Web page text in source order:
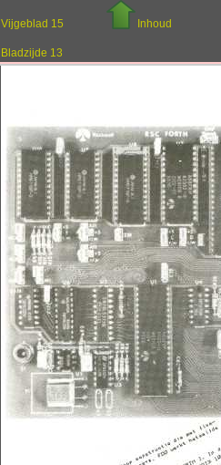
Vijgeblad 15 Inhoud
Bladzijde 13